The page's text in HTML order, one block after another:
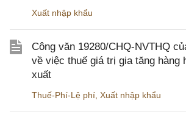
Xuất nhập khẩu
Công văn 19280/CHQ-NVTHQ
về việc thuế giá trị gia tăng hàng
xuất
Thuế-Phí-Lệ phí Xuất nhập khẩu